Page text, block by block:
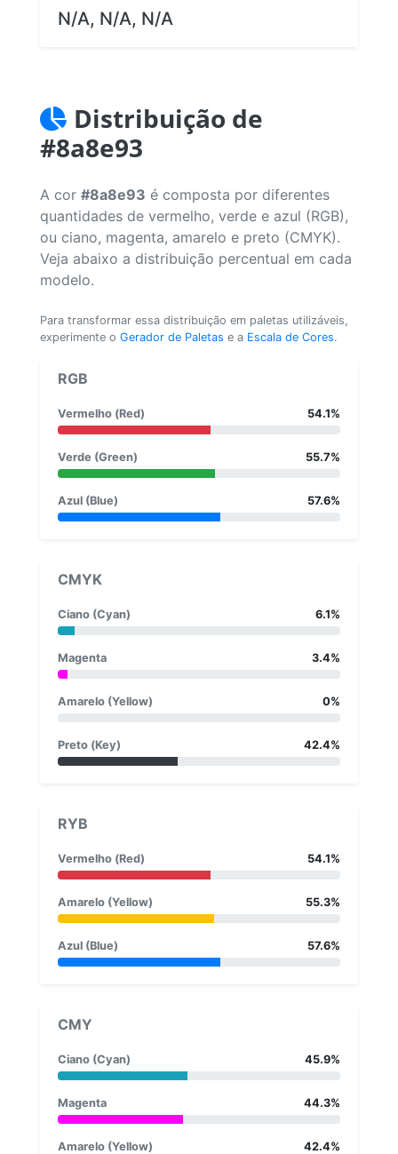
N/A, N/A, N/A
Distribuição de
#8a8e93
A cor #8a8e93 é composta por diferentes
quantidades de vermelho, verde e azul (RGB),
ou ciano, magenta, amarelo e preto (CMYK).
Veja abaixo a distribuição percentual em cada
modelo.
Para transformar essa distribuição em paletas utilizáveis,
experimente o Gerador de Paletas e a Escala de Cores.
RGB
Vermelho (Red) 54.1%
Verde (Green) 55.7%
Azul (Blue) 57.6%
CMYK
Ciano (Cyan) 6.1%
Magenta 3.4%
Amarelo (Yellow) 0%
Preto (Key) 42.4%
RYB
Vermelho (Red) 54.1%
Amarelo (Yellow) 55.3%
Azul (Blue) 57.6%
CMY
Ciano (Cyan) 45.9%
Magenta 44.3%
Amarelo (Yellow) 42.4%